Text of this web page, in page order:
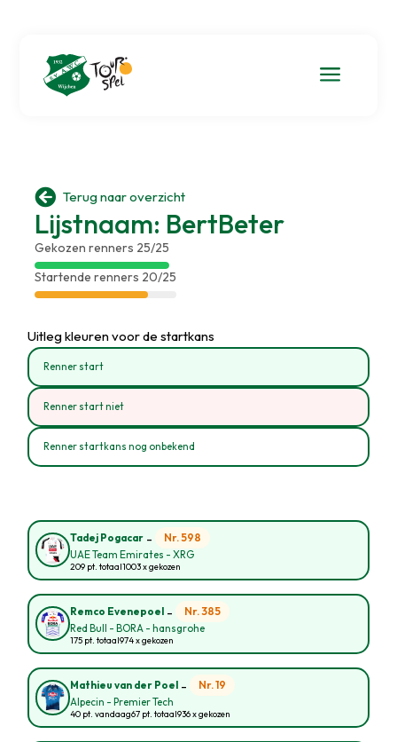
a
 Terug naar overzicht
Lijstnaam: BertBeter
Gekozen renners 25/25
Startende renners 20/25
Uitleg kleuren voor de startkans
Renner start
Renner start niet
Renner startkans nog onbekend
Tadej Pogacar - Nr. 598
UAE Team Emirates - XRG
209 pt. totaal1003 x gekozen
Remco Evenepoel - Nr. 385
Red Bull - BORA - hansgrohe
175 pt. totaal974 x gekozen
Mathieu van der Poel - Nr. 19
Alpecin - Premier Tech
40 pt. vandaag67 pt. totaal936 x gekozen